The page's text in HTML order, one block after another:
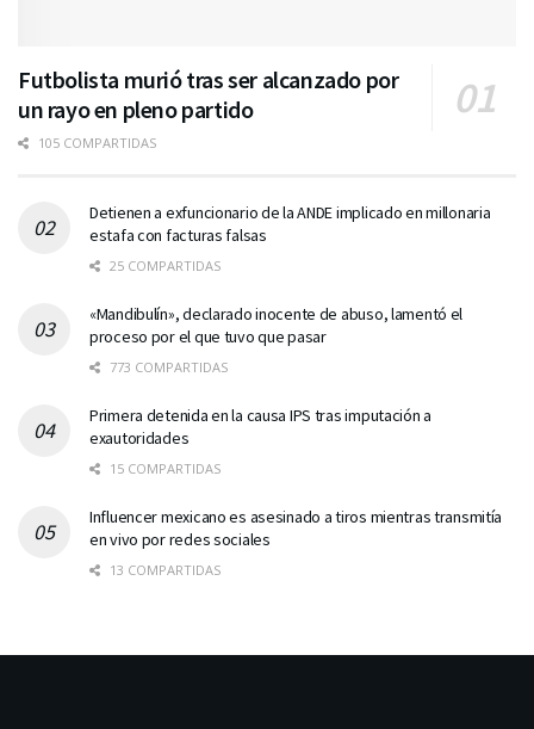
Futbolista murió tras ser alcanzado por
un rayo en pleno partido
105 COMPARTIDAS
Detienen a exfuncionario de la ANDE implicado en millonaria
estafa con facturas falsas
25 COMPARTIDAS
«Mandibulín», declarado inocente de abuso, lamentó el
proceso por el que tuvo que pasar
773 COMPARTIDAS
Primera detenida en la causa IPS tras imputación a
exautoridades
15 COMPARTIDAS
Influencer mexicano es asesinado a tiros mientras transmitía
en vivo por redes sociales
13 COMPARTIDAS